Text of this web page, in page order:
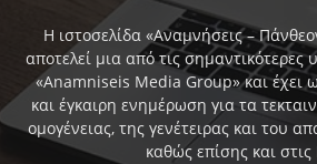
Η ιστοσελίδα «Αναμνήσεις –
αποτελεί μια από τις σημαντικότερες
«Anamniseis Media Group» και έχει
και έγκαιρη ενημέρωση για τα
ομογένειας, της γενέτειρας και του
καθώς επίσης και